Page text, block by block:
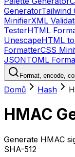
GeneratorTailwind
MinifierXML
TesterHTML
UnescapeHTML
FormatterCSS
JSONTOML
Format, encode,
Domů Hash
HMAC
Generate HMAC
SHA-512